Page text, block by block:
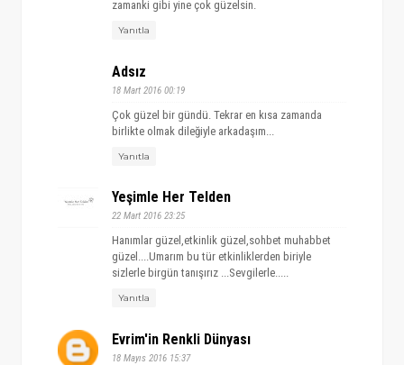
zamanki gibi yine çok güzelsin.
Yanıtla
Adsız
18 Mart 2016 00:19
Çok güzel bir gündü. Tekrar en kısa zamanda
birlikte olmak dileğiyle arkadaşım...
Yanıtla
Yeşimle Her Telden
22 Mart 2016 23:25
Hanımlar güzel,etkinlik güzel,sohbet muhabbet
güzel....Umarım bu tür etkinliklerden biriyle
sizlerle birgün tanışırız ...Sevgilerle.....
Yanıtla
Evrim'in Renkli Dünyası
18 Mayıs 2016 15:37